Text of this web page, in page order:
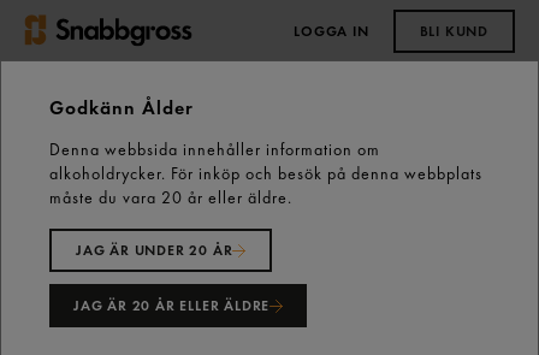
LOGGA IN BLI KUND
Start
Grilloljor & Såser
Original American Style Bbq Sauce 2,575kg Santa Maria
Godkänn Ålder
Denna webbsida innehåller information om
alkoholdrycker. För inköp och besök på denna webbplats
måste du vara 20 år eller äldre.
JAG ÄR UNDER 20 ÅR
JAG ÄR 20 ÅR ELLER ÄLDRE